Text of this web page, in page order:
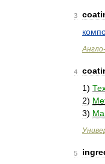
3
Англо-
4
1)
2)
3)
5